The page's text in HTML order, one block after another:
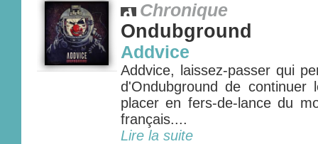
Chronique
Ondubground
Addvice
Addvice, laissez-passer qui
d'Ondubground de continuer
placer en fers-de-lance du
français....
Lire la suite